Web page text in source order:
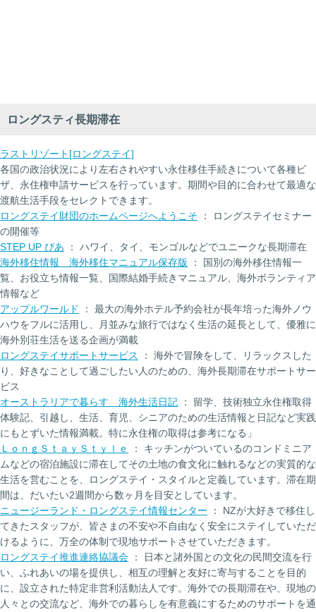
ロングスティ長期滞在
ラストリゾート[ロングステイ]
各国の政治状況により左右されやすい永住移住手続きについて各種ビ
ザ、永住権申請サービスを行っています。期間や目的に合わせて最適な
渡航生活手段をセレクトできます。
ロングステイ財団のホームページへようこそ ： ロングステイセミナー
の開催等
STEP UP ぴあ ： ハワイ、タイ、モンゴルなどでユニークな長期滞在
海外移住情報 海外移住マニュアル保存版 ： 国別の海外移住情報一
覧、お役立ち情報一覧、国際結婚手続きマニュアル、海外ボランティア
情報など
アップルワールド
： 最大の海外ホテル予約会社が長年培った海外ノウ
ハウをフルに活用し、月並みな旅行ではなく生活の延長として、優雅に
海外別荘生活を送る企画が満載
ロングステイサポートサービス
： 海外で冒険をして、リラックスした
り、好きなことして過ごしたい人のための、海外長期滞在サポートサー
ビス
オーストラリアで暮らす 海外生活日記 ： 留学、技術独立永住権取得
体験記、引越し、生活、育児、シニアのための生活情報と日記など実践
にもとずいた情報満載。特に永住権の取得は参考になる」
ＬｏｎｇＳｔａｙＳｔｙｌｅ
： キッチンがついているのコンドミニア
ムなどの宿泊施設に滞在してその土地の食文化に触れるなどの実質的な
生活を営むことを、ロングステイ・スタイルと定義しています。滞在期
間は、だいたい2週間から数ヶ月を目安としています。
ニュージーランド・ロングステイ情報センター ： NZが大好きで移住し
てきたスタッフが、皆さまの不安や不自由なく安全にステイしていただ
けるように、万全の体制で現地サポートさせていただきます。
ロングステイ推進連絡協議会 ： 日本と諸外国との文化の民間交流を行
い、ふれあいの場を提供し、相互の理解と友好に寄与することを目的
に、設立された特定非営利活動法人です。海外での長期滞在や、現地の
人々との交流など、海外での暮らしを有意義にするためのサポートを通